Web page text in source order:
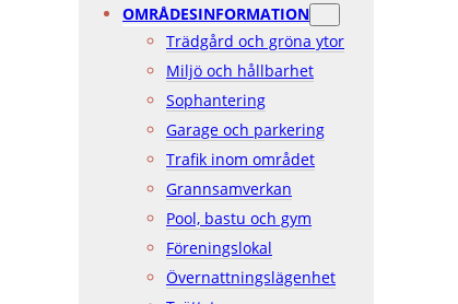
OMRÅDESINFORMATION
Trädgård och gröna ytor
Miljö och hållbarhet
Sophantering
Garage och parkering
Trafik inom området
Grannsamverkan
Pool, bastu och gym
Föreningslokal
Övernattningslägenhet